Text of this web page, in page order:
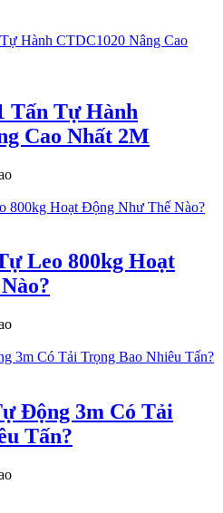
Tấn Tự Hành
Cao Nhất 2M
Leo 800kg Hoạt
Động 3m Có Tải
Tấn?